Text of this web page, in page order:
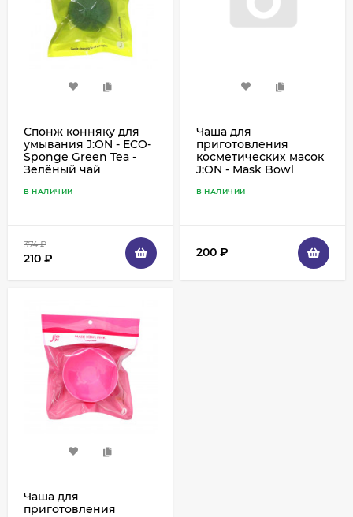
Спонж конняку для
умывания J:ON - ECO-
Sponge Green Tea -
Зелёный чай
В НАЛИЧИИ
374₽
210 ₽
Чаша для
приготовления
косметических масок
J:ON - Mask Bowl
В НАЛИЧИИ
200 ₽
Чаша для
приготовления